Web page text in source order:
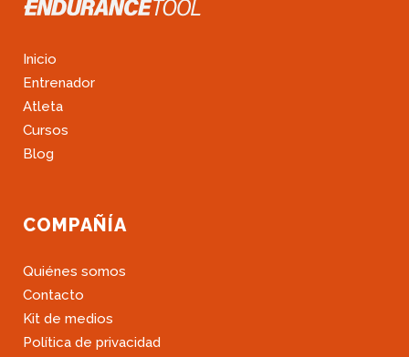
Inicio
Entrenador
Atleta
Cursos
Blog
COMPAÑÍA
Quiénes somos
Contacto
Kit de medios
Política de privacidad